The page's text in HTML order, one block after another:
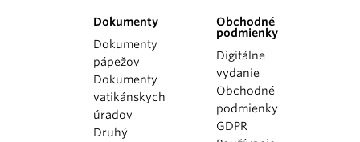
Dokumenty
Dokumenty
pápežov
Dokumenty
vatikánskych
úradov
Druhý
Obchodné
podmienky
Digitálne
vydanie
Obchodné
podmienky
GDPR